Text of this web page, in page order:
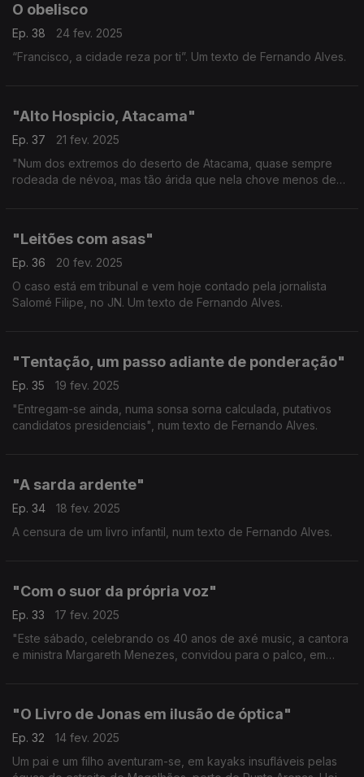
O obelisco
Ep. 38
24 fev. 2025
“Francisco, a cidade reza por ti”. Um texto de Fernando Alves.
"Alto Hospicio, Atacama"
Ep. 37
21 fev. 2025
"Num dos extremos do deserto de Atacama, quase sempre
rodeada de névoa, mas tão árida que nela chove menos de
"Leitões com asas"
Ep. 36
20 fev. 2025
O caso está em tribunal e vem hoje contado pela jornalista
Salomé Filipe, no JN. Um texto de Fernando Alves.
"Tentação, um passo adiante de ponderação"
Ep. 35
19 fev. 2025
"Entregam-se ainda, numa sonsa sorna calculada, putativos
candidatos presidenciais", num texto de Fernando Alves.
"A sarda ardente"
Ep. 34
18 fev. 2025
A censura de um livro infantil, num texto de Fernando Alves.
"Com o suor da própria voz"
Ep. 33
17 fev. 2025
"Este sábado, celebrando os 40 anos de axé music, a cantora
e ministra Margareth Menezes, convidou para o palco, em
"O Livro de Jonas em ilusão de óptica"
Ep. 32
14 fev. 2025
Um pai e um filho aventuram-se, em kayaks insufláveis pelas